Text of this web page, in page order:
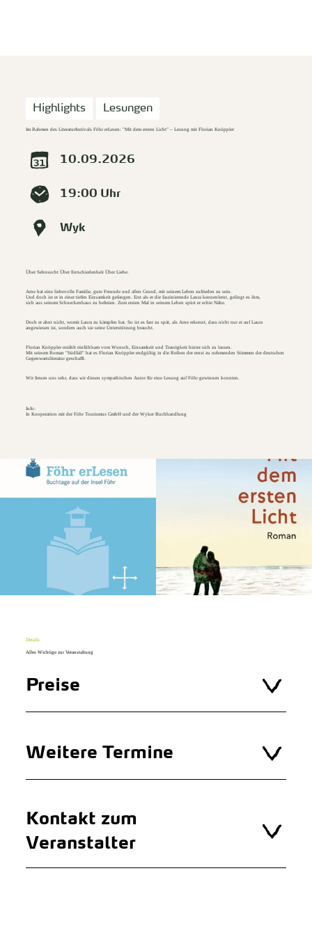
Highlights Lesungen
Im Rahmen des Literaturfestivals Föhr erLesen: "Mit dem ersten Licht" – Lesung mit Florian Knöppler
10.09.2026
19:00 Uhr
Wyk
Über Sehnsucht Über Entschiedenheit Über Liebe.
Arne hat eine liebevolle Familie, gute Freunde und allen Grund, mit seinem Leben zufrieden zu sein.
Und doch ist er in einer tiefen Einsamkeit gefangen. Erst als er die faszinierende Laura kennenlernt, gelingt es ihm,
sich aus seinem Schneckenhaus zu befreien. Zum ersten Mal in seinem Leben spürt er echte Nähe.
Doch er ahnt nicht, womit Laura zu kämpfen hat. So ist es fast zu spät, als Arne erkennt, dass nicht nur er auf Laura
angewiesen ist, sondern auch sie seine Unterstützung braucht.
Florian Knöppler erzählt einfühlsam vom Wunsch, Einsamkeit und Traurigkeit hinter sich zu lassen.
Mit seinem Roman "Südfall" hat es Florian Knöppler endgültig in die Reihen der ernst zu nehmenden Stimmen der deutschen
Gegenwartsliteratur geschafft.
Wir freuen uns sehr, dass wir diesen sympathischen Autor für eine Lesung auf Föhr gewinnen konnten.
Info:
In Kooperation mit der Föhr Tourismus GmbH und der Wyker Buchhandlung
Details
Alles Wichtige zur Veranstaltung
Preise
Weitere Termine
Kontakt zum
Veranstalter